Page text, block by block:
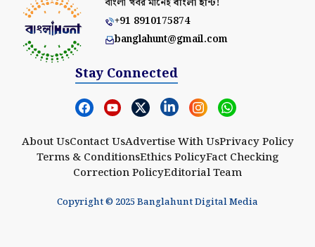
+91 8910175874
banglahunt@gmail.com
Stay Connected
About UsContact UsAdvertise With UsPrivacy Policy
Terms & ConditionsEthics PolicyFact Checking
Correction PolicyEditorial Team
Copyright © 2025 Banglahunt Digital Media